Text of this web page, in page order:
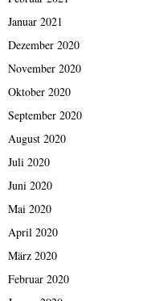
Januar 2021
Dezember 2020
November 2020
Oktober 2020
September 2020
August 2020
Juli 2020
Juni 2020
Mai 2020
April 2020
März 2020
Februar 2020